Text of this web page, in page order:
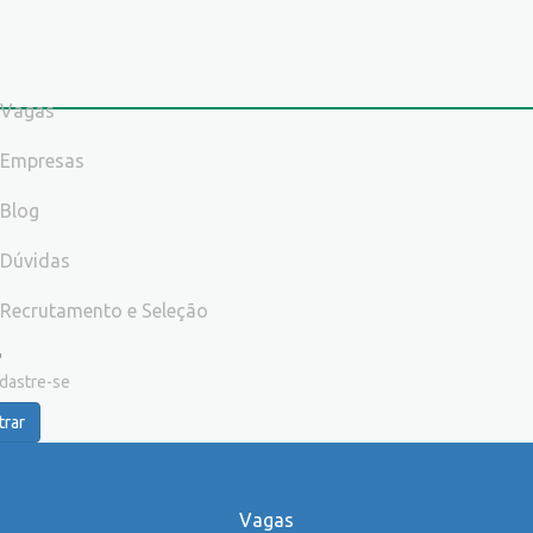
Vagas
Empresas
Blog
Dúvidas
Recrutamento e Seleção
se
Vagas